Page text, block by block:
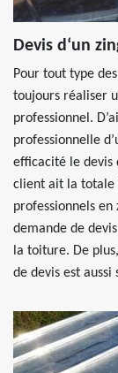
Devis d‘un
Pour tout type
toujours réaliser
professionnel.
professionnelle
efficacité le devis
client ait la totale
professionnels
demande de
la toiture. De
de devis est aussi